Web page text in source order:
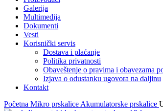
Galerija
Multimedija
Dokumenti
Vesti
Korisnički servis
Dostava i plaćanje
Politika privatnosti
Obaveštenje o pravima i obavezama
Izjava o odustanku ugovora na daljinu
Kontakt
Početna Mikro prskalice Akumulatorske prskalice